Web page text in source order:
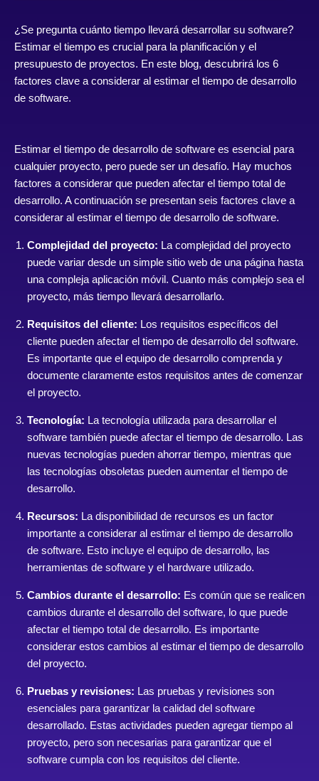
¿Se pregunta cuánto tiempo llevará desarrollar su software?
Estimar el tiempo es crucial para la planificación y el
presupuesto de proyectos. En este blog, descubrirá los 6
factores clave a considerar al estimar el tiempo de desarrollo
de software.
Estimar el tiempo de desarrollo de software es esencial para
cualquier proyecto, pero puede ser un desafío. Hay muchos
factores a considerar que pueden afectar el tiempo total de
desarrollo. A continuación se presentan seis factores clave a
considerar al estimar el tiempo de desarrollo de software.
Complejidad del proyecto: La complejidad del proyecto
puede variar desde un simple sitio web de una página hasta
una compleja aplicación móvil. Cuanto más complejo sea el
proyecto, más tiempo llevará desarrollarlo.
Requisitos del cliente: Los requisitos específicos del
cliente pueden afectar el tiempo de desarrollo del software.
Es importante que el equipo de desarrollo comprenda y
documente claramente estos requisitos antes de comenzar
el proyecto.
Tecnología: La tecnología utilizada para desarrollar el
software también puede afectar el tiempo de desarrollo. Las
nuevas tecnologías pueden ahorrar tiempo, mientras que
las tecnologías obsoletas pueden aumentar el tiempo de
desarrollo.
Recursos: La disponibilidad de recursos es un factor
importante a considerar al estimar el tiempo de desarrollo
de software. Esto incluye el equipo de desarrollo, las
herramientas de software y el hardware utilizado.
Cambios durante el desarrollo: Es común que se realicen
cambios durante el desarrollo del software, lo que puede
afectar el tiempo total de desarrollo. Es importante
considerar estos cambios al estimar el tiempo de desarrollo
del proyecto.
Pruebas y revisiones: Las pruebas y revisiones son
esenciales para garantizar la calidad del software
desarrollado. Estas actividades pueden agregar tiempo al
proyecto, pero son necesarias para garantizar que el
software cumpla con los requisitos del cliente.